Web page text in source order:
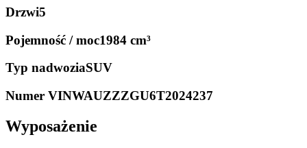
Drzwi5
Pojemność / moc1984 cm³
Typ nadwoziaSUV
Numer VINWAUZZZGU6T2024237
Wyposażenie